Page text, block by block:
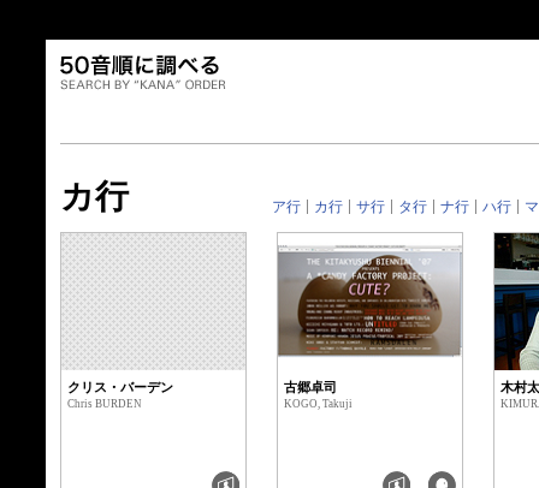
カ行 ア行 カ行 サ行 タ行 ナ行 ハ行
クリス・バーデン
Chris BURDEN
古郷卓司
KOGO, Takuji
木村